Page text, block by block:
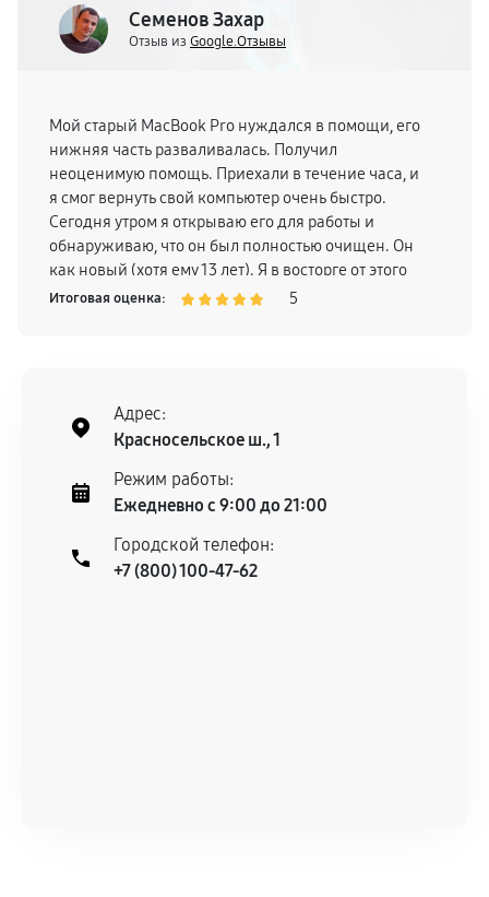
Семенов Захар
Отзыв из Google.Отзывы
Мой старый MacBook Pro нуждался в помощи, его
нижняя часть разваливалась. Получил
неоценимую помощь. Приехали в течение часа, и
я смог вернуть свой компьютер очень быстро.
Сегодня утром я открываю его для работы и
обнаруживаю, что он был полностью очищен. Он
как новый (хотя ему 13 лет). Я в восторге от этого
сервиса и рекомендую!
Итоговая оценка: 5
Адрес:
Красносельское ш., 1
Режим работы:
Ежедневно с 9:00 до 21:00
Городской телефон:
+7 (800) 100-47-62